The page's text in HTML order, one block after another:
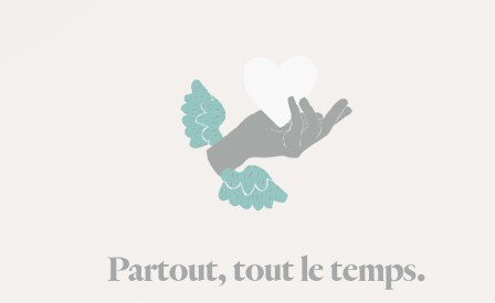
Partout, tout le temps.